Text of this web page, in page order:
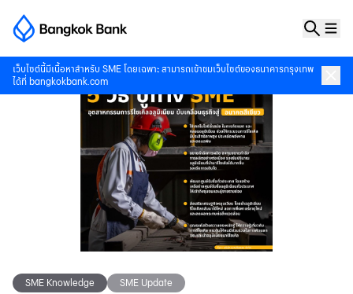
เว็บไซต์นี้มีเนื้อหาสำหรับ SME โดยเฉพาะ สามารถเข้าชมเว็บไซต์ของธนาคารกรุงเทพ
ได้ที่ bangkokbank.com
SME Knowledge SME Update